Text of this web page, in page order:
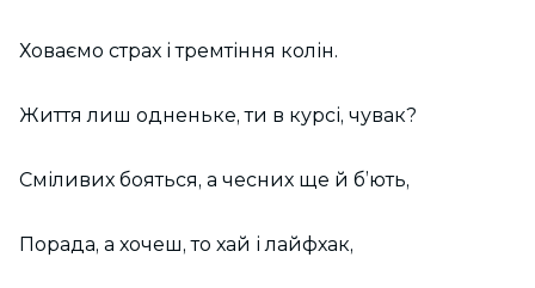
Ховаємо страх і тремтіння колін.
Життя лиш одненьке, ти в курсі, чувак?
Сміливих бояться, а чесних ще й б’ють,
Порада, а хочеш, то хай і лайфхак,